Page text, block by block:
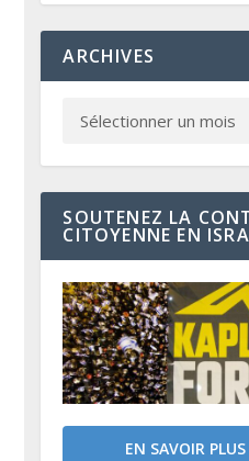
ARCHIVES
SOUTENEZ LA
CITOYENNE EN
EN SAVOIR